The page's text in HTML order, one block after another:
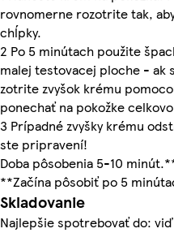
rovnomerne rozotrite tak,
chĺpky.
2 Po 5 minútach použite
malej testovacej ploche - ak
zotrite zvyšok krému
ponechať na pokožke
3 Prípadné zvyšky krému
ste pripravení!
Doba pôsobenia 5-10
**Začína pôsobiť po 5
Skladovanie
Najlepšie spotrebovať do: